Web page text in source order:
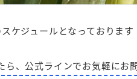
ケジュールとなっております
ら、公式ラインでお気軽にお